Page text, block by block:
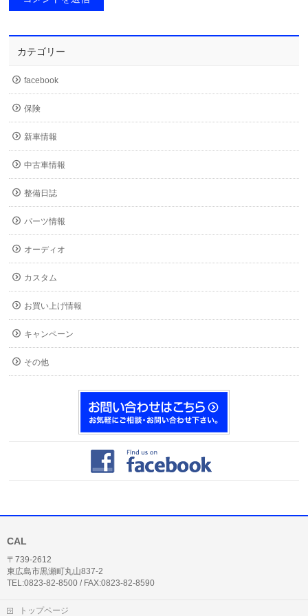
カテゴリー
facebook
保険
新車情報
中古車情報
整備日誌
パーツ情報
オーディオ
カスタム
お買い上げ情報
キャンペーン
その他
CAL
〒739-2612
東広島市黒瀬町丸山837-2
TEL:0823-82-8500 / FAX:0823-82-8590
トップページ